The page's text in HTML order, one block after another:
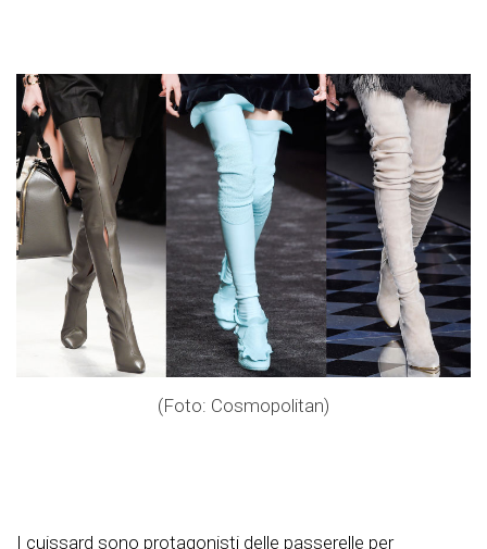
(Foto: Cosmopolitan)
I cuissard sono protagonisti delle passerelle per